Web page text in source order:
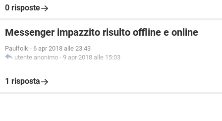
0 risposte
Messenger impazzito risulto offline e online
Paulfolk - 6 apr 2018 alle 23:43
utente anonimo - 9 apr 2018 alle 15:03
1 risposta